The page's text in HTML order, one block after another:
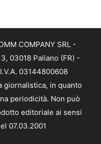
COMPANY SRL -
03018 Paliano (FR) -
03144800608
giornalistica, in quanto
periodicità. Non può
editoriale ai sensi
07.03.2001